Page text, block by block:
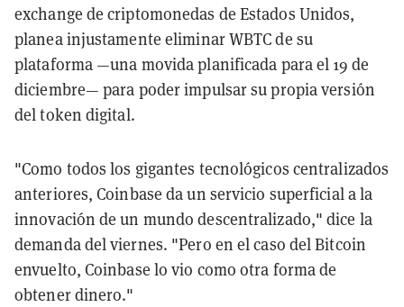
exchange de criptomonedas de Estados Unidos,
planea injustamente eliminar WBTC de su
plataforma —una movida planificada para el 19 de
diciembre— para poder impulsar su propia versión
del token digital.
"Como todos los gigantes tecnológicos centralizados
anteriores, Coinbase da un servicio superficial a la
innovación de un mundo descentralizado," dice la
demanda del viernes. "Pero en el caso del Bitcoin
envuelto, Coinbase lo vio como otra forma de
obtener dinero."